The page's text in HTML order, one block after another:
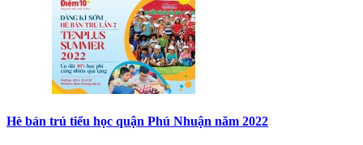
Hè bán trú tiểu học quận Phú Nhuận năm 2022